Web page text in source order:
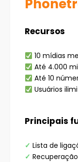
Recursos
10 mídias
Até 4.000
Até 10
Usuários
Principais
✓ Lista de
✓